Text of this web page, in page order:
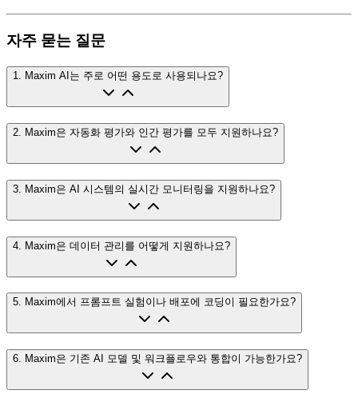
자주 묻는 질문
1. Maxim AI는 주로 어떤 용도로 사용되나요?
2. Maxim은 자동화 평가와 인간 평가를 모두 지원하나요?
3 Maxim은 AI 시스템의 실시간 모니터링을 지원하나요?
4 Maxim은 데이터 관리를 어떻게 지원하나요?
5. Maxim에서 프롬프트 실험이나 배포에 코딩이 필요한가요?
6 Maxim은 기존 AI 모델 및 워크플로우와 통합이 가능한가요?